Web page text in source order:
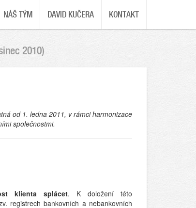
NÁŠ TÝM DAVID KUČERA KONTAKT
2010)
od 1. ledna 2011, v rámci harmonizace
společnostmi.
klienta splácet. K doložení této
registrech bankovních a nebankovních